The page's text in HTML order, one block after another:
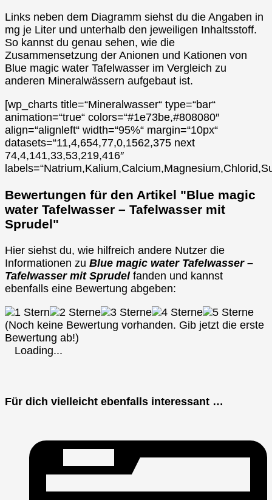
Links neben dem Diagramm siehst du die Angaben in
mg je Liter und unterhalb den jeweiligen Inhaltsstoff.
So kannst du genau sehen, wie die
Zusammensetzung der Anionen und Kationen von
Blue magic water Tafelwasser im Vergleich zu
anderen Mineralwässern aufgebaut ist.
[wp_charts title=“Mineralwasser“ type=“bar“
animation=“true“ colors=“#1e73be,#808080″
align=“alignleft“ width=“95%“ margin=“10px“
datasets=“11,4,654,77,0,1562,375 next
74,4,141,33,53,219,416″
Bewertungen für den Artikel "Blue magic
water Tafelwasser – Tafelwasser mit
Sprudel"
Hier siehst du, wie hilfreich andere Nutzer die
Informationen zu Blue magic water Tafelwasser –
Tafelwasser mit Sprudelfanden und kannst
ebenfalls eine Bewertung abgeben:
(Noch keine Bewertung vorhanden. Gib jetzt die erste
Bewertung ab!)
Loading...
Für dich vielleicht ebenfalls interessant …